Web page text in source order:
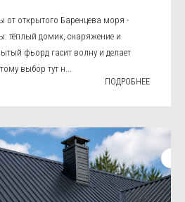
от открытого Баренцева моря -
тёплый домик, снаряжение и
фьорд гасит волну и делает
выбор тут н...
ПОДРОБНЕЕ